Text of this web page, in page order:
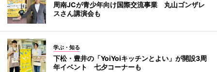
周南JCが青少年向け国際交流事業 丸山ゴンザレ
スさん講演会も
学ぶ・知る
下松・豊井の「YoiYoiキッチンとよい」が開設3周
年イベント 七夕コーナーも